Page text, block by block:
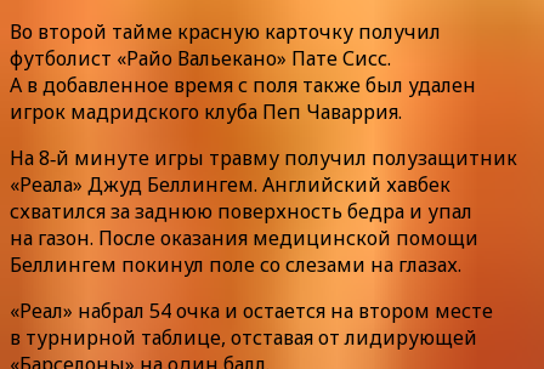
Во второй тайме красную карточку получил
футболист «Райо Вальекано» Пате Сисс.
А в добавленное время с поля также был удален
игрок мадридского клуба Пеп Чаваррия.
На 8‑й минуте игры травму получил полузащитник
«Реала» Джуд Беллингем. Английский хавбек
схватился за заднюю поверхность бедра и упал
на газон. После оказания медицинской помощи
Беллингем покинул поле со слезами на глазах.
«Реал» набрал 54 очка и остается на втором месте
в турнирной таблице, отставая от лидирующей